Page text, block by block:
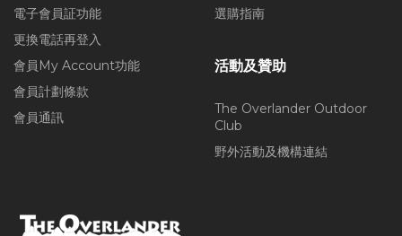
電子會員証功能
更換電話再登入
會員My Account功能
會員計劃條款
會員通訊
選購指南
活動及贊助
The Overlander Outdoor
Club
野外活動及機構連結